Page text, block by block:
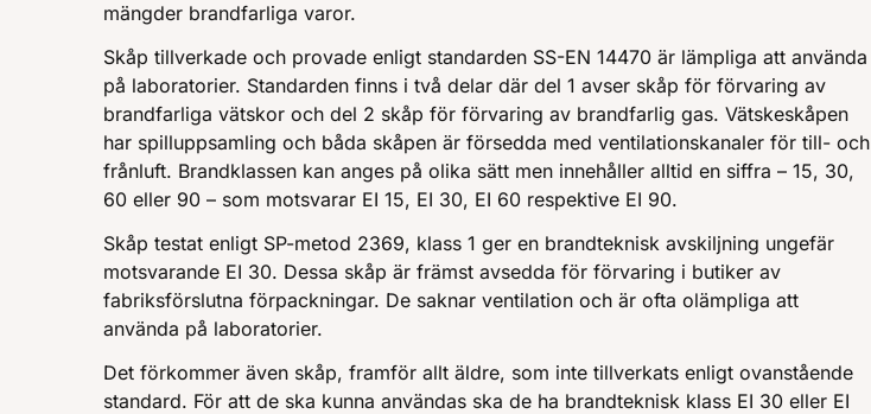
mängder brandfarliga varor.
Skåp tillverkade och provade enligt standarden SS-EN 14470 är lämpliga att använda
på laboratorier. Standarden finns i två delar där del 1 avser skåp för förvaring av
brandfarliga vätskor och del 2 skåp för förvaring av brandfarlig gas. Vätskeskåpen
har spilluppsamling och båda skåpen är försedda med ventilationskanaler för till- och
frånluft. Brandklassen kan anges på olika sätt men innehåller alltid en siffra – 15, 30,
60 eller 90 – som motsvarar EI 15, EI 30, EI 60 respektive EI 90.
Skåp testat enligt SP-metod 2369, klass 1 ger en brandteknisk avskiljning ungefär
motsvarande EI 30. Dessa skåp är främst avsedda för förvaring i butiker av
fabriksförslutna förpackningar. De saknar ventilation och är ofta olämpliga att
använda på laboratorier.
Det förkommer även skåp, framför allt äldre, som inte tillverkats enligt ovanstående
standard. För att de ska kunna användas ska de ha brandteknisk klass EI 30 eller EI